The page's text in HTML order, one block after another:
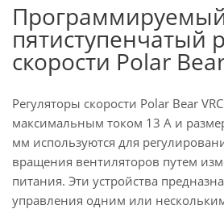
пятиступенчатый
скорости Polar
Регуляторы скорости Polar Bear
максимальным током 13 А и
мм используются для
вращения вентиляторов путем
питания. Эти устройства
управления одним или